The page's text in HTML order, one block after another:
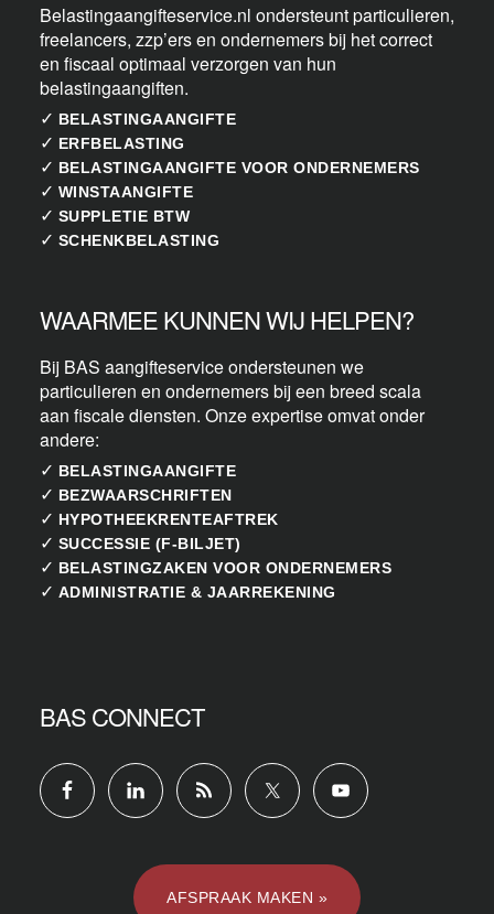
Belastingaangifteservice.nl ondersteunt particulieren,
freelancers, zzp’ers en ondernemers bij het correct
en fiscaal optimaal verzorgen van hun
belastingaangiften.
✓ BELASTINGAANGIFTE
✓ ERFBELASTING
✓ BELASTINGAANGIFTE VOOR ONDERNEMERS
✓ WINSTAANGIFTE
✓ SUPPLETIE BTW
✓ SCHENKBELASTING
WAARMEE KUNNEN WIJ HELPEN?
Bij BAS aangifteservice ondersteunen we
particulieren en ondernemers bij een breed scala
aan fiscale diensten. Onze expertise omvat onder
andere:
✓ BELASTINGAANGIFTE
✓ BEZWAARSCHRIFTEN
✓ HYPOTHEEKRENTEAFTREK
✓ SUCCESSIE (F-BILJET)
✓ BELASTINGZAKEN VOOR ONDERNEMERS
✓ ADMINISTRATIE & JAARREKENING
BAS CONNECT
AFSPRAAK MAKEN »